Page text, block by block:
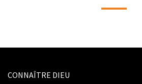
CONNAÎTRE DIEU